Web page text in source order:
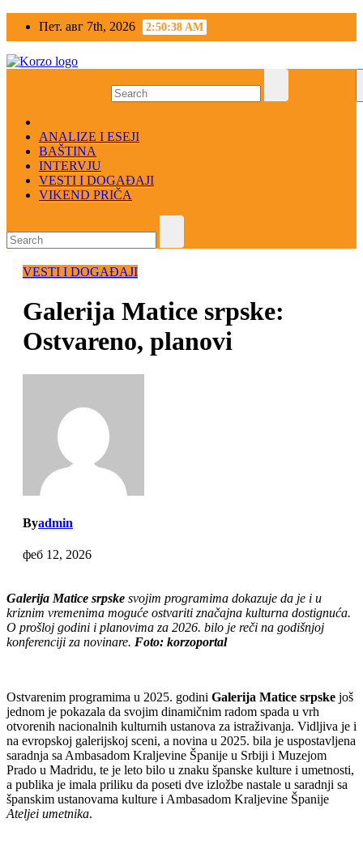
Пет. авг 7th, 2026 2:50:39 AM
ANALIZE I ESEJI
BAŠTINA
INTERVJU
VESTI I DOGAĐAJI
VIKEND PRIČA
VESTI I DOGAĐAJI
Galerija Matice srpske:
Ostvareno, planovi
Byadmin
феб 12, 2026
Galerija Matice srpske svojim programima dokazuje da je i u
kriznim vremenima moguće ostvariti značajna kulturna dostignuća.
O prošloj godini i planovima za 2026. bilo je reči na godišnjoj
konferenciji za novinare. Foto: korzoportal
Ostvarenim programima u 2025. godini Galerija Matice srpske još
jednom je pokazala da svojim dinamičnim radom spada u vrh
otvorenih nacionalnih kulturnih ustanova za istraživanja. Vidljiva je i
na evropskoj galerijskoj sceni, a novina u 2025. bila je uspostavljena
saradnja sa Ambasadom Kraljevine Španije u Srbiji i Muzejom
Prado u Madridu, te je leto bilo u znaku španske kulture i umetnosti,
a publika je imala priliku da poseti dve izložbe nastale u saradnji sa
španskim ustanovama kulture i Ambasadom Kraljevine Španije
Ateljei umetnika.